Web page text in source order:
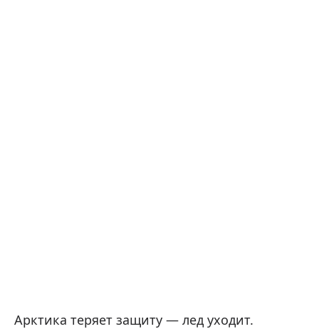
Арктика теряет защиту — лед уходит.